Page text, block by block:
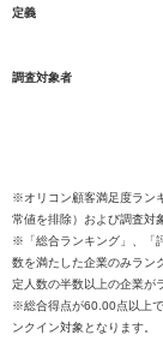
定義
調査対象者
※オリコン顧客満足度ラン
常値を排除）および調査対
※「総合ランキング」、「
数を満たした企業のみラン
定人数の半数以上の企業が
※総合得点が60.00点以上
ンクイン対象となります。